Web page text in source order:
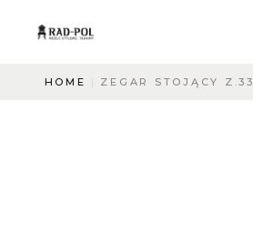
HOME ZEGAR STOJĄCY Z.33